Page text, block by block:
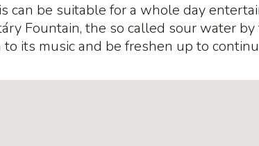
can be suitable for a whole day
Fountain, the so called sour water
its music and be freshen up to